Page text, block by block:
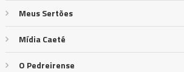
Meus Sertões
Mídia Caeté
O Pedreirense